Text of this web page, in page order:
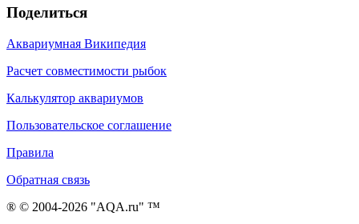
Поделиться
Аквариумная Википедия
Расчет совместимости рыбок
Калькулятор аквариумов
Пользовательское соглашение
Правила
Обратная связь
® © 2004-2026 "AQA.ru" ™